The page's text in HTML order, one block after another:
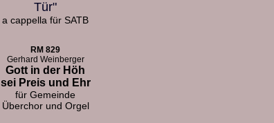
Tür"
a cappella für SATB
RM 829
Gerhard Weinberger
Gott in der Höh
sei Preis und Ehr
für Gemeinde
Überchor und Orgel